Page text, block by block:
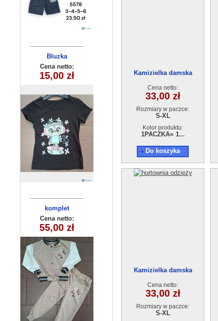
Bluzka
dziecięca
180626-14(6-16)
6szt
Cena netto:
15,00 zł
komplet
dziecięcy
270625-9(6-16)
6szt
Cena netto:
55,00 zł
Komplet
dziecięcy
HH-547(1-5)
10szt
Cena netto:
29,00 zł
Sukienka
dziewczęca
(3-10 ) 5szt
Cena netto:
32,00 zł
Kamizielka damska
Cena netto:
33,00 zł
Rozmiary w paczce:
S-XL
Kolor produktu:
1PACZKA= 1...
Do koszyka
Kamizielka damska
Cena netto:
33,00 zł
Rozmiary w paczce:
S-XL